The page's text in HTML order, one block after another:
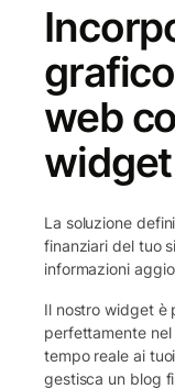
web
La soluzione
finanziari del tuo
informazioni
Il nostro widget è
perfettamente
tempo reale ai
gestisca un blog